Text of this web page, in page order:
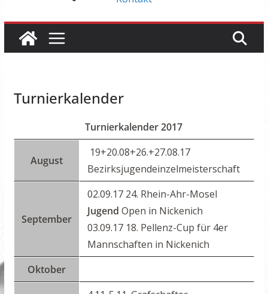
Turnierkalender
Turnierkalender 2017
August
19+20.08+26.+27.08.17
Bezirksjugendeinzelmeisterschaft
September
02.09.17 24. Rhein-Ahr-Mosel
Jugend Open in Nickenich
03.09.17 18. Pellenz-Cup für 4er
Mannschaften in Nickenich
Oktober